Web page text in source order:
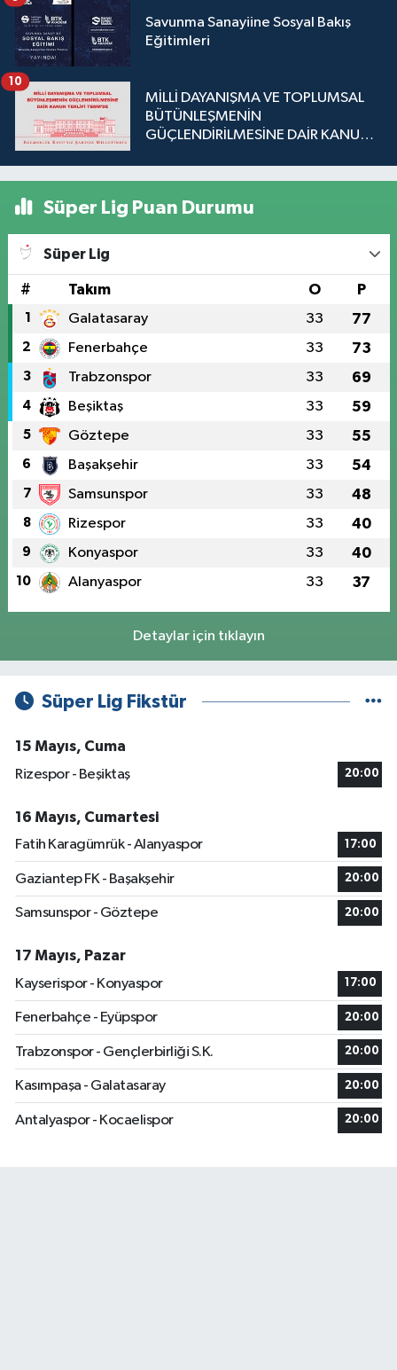
Savunma Sanayiine Sosyal Bakış
Eğitimleri
MİLLİ DAYANIŞMA VE TOPLUMSAL
BÜTÜNLEŞMENİN
GÜÇLENDİRİLMESİNE DAİR KANUN
10
Süper Lig Puan Durumu
Süper Lig
# Takım O P
1 Galatasaray 33 77
2 Fenerbahçe 33 73
3 Trabzonspor 33 69
4 Beşiktaş 33 59
5 Göztepe 33 55
6 Başakşehir 33 54
7 Samsunspor 33 48
8 Rizespor 33 40
9 Konyaspor 33 40
10 Alanyaspor 33 37
Detaylar için tıklayın
Süper Lig Fikstür
15 Mayıs, Cuma
Rizespor - Beşiktaş
20:00
16 Mayıs, Cumartesi
Fatih Karagümrük - Alanyaspor
17:00
Gaziantep FK - Başakşehir 20:00
Samsunspor - Göztepe 20:00
17 Mayıs, Pazar
Kayserispor - Konyaspor
17:00
Fenerbahçe - Eyüpspor 20:00
Trabzonspor - Gençlerbirliği S.K. 20:00
Kasımpaşa - Galatasaray 20:00
Antalyaspor - Kocaelispor 20:00